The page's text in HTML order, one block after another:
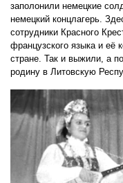
заполонили немецкие
немецкий концлагерь.
сотрудники Красного
французского языка и её
стране. Так и выжили, а
родину в Литовскую